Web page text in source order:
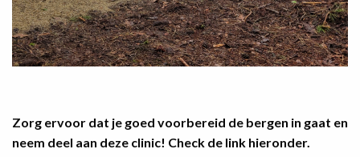
Zorg ervoor dat je goed voorbereid de bergen in gaat en
neem deel aan deze clinic! Check de link hieronder.